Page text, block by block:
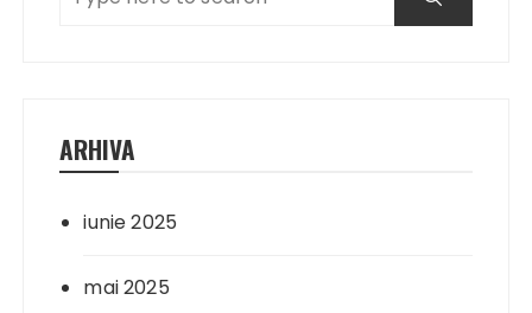
ARHIVA
iunie 2025
mai 2025